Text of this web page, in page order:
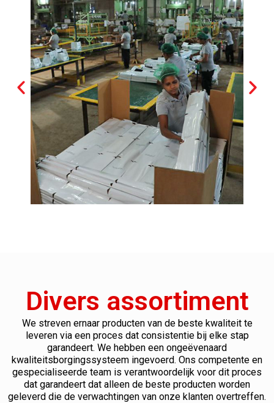
Divers assortiment
We streven ernaar producten van de beste kwaliteit te
leveren via een proces dat consistentie bij elke stap
garandeert. We hebben een ongeëvenaard
kwaliteitsborgingssysteem ingevoerd. Ons competente en
gespecialiseerde team is verantwoordelijk voor dit proces
dat garandeert dat alleen de beste producten worden
geleverd die de verwachtingen van onze klanten overtreffen.